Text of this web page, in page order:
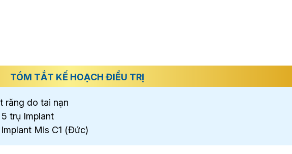
TÓM TẮT KẾ HOẠCH ĐIỀU TRỊ
răng do tai nạn
trụ Implant
Mis C1 (Đức)